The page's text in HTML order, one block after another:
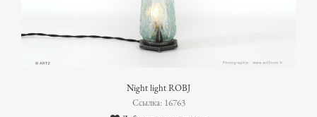
Night light ROBJ
Ссылка: 16763